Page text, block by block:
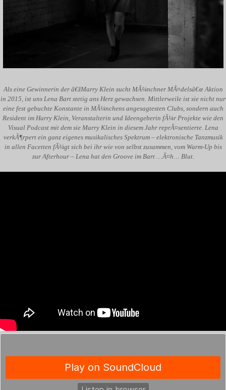
Als eine Gewinnerin der â€žMarry Klein sucht MÃ¼nchner MÃ¤delsâ€œ Aktion
in 2015, ist uns Lena Bart stetig ans Herz gewachsen. Mittlerweile ist sie nicht nur
eine fest gebuchte Konstante in MÃ¼nchens angesagtesten Clubs, sondern auch
Resident im Harry Klein, Veranstalterin und Ideengeberin fÃ¼r Projekte wie den
Visual Podcast mit dem sie Marry Klein in diesem Jahr reprÃ¤sentierte. Lena
verkÃ¶rpert ein ganz eigenes musikalisches Spektrum – elektronische Tanzmusik
in allen Facetten fÃ¼gt sich bei ihr wie von selbst zusammen, vom Warm-Up bis
zur Afterhour – Lena hat den Groove im Bart …Ã¤h… Blut.